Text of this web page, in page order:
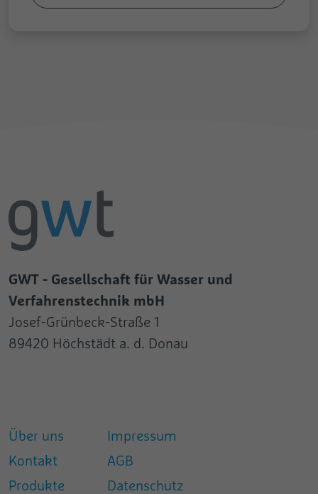
GWT - Gesellschaft für Wasser und
Verfahrenstechnik mbH
Josef-Grünbeck-Straße 1
89420 Höchstädt a. d. Donau
Über uns
Kontakt
Produkte
Impressum
AGB
Datenschutz